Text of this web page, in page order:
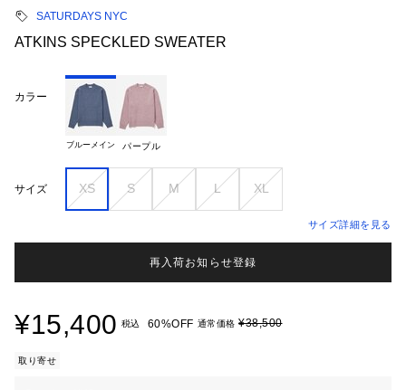
SATURDAYS NYC
ATKINS SPECKLED SWEATER
カラー
ブルーメイン パープル
サイズ XS S M L XL
サイズ詳細を見る
再入荷お知らせ登録
¥15,400 税込 60%OFF 通常価格 ¥38,500
取り寄せ